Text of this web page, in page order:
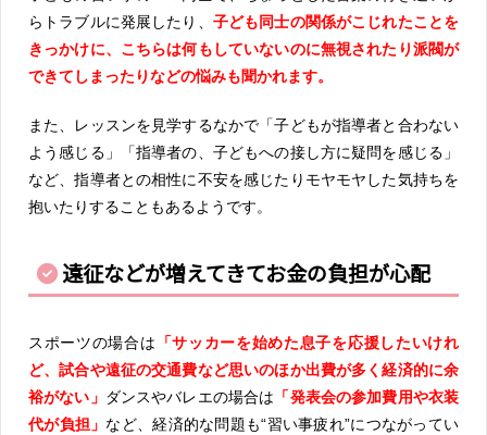
らトラブルに発展したり、 子ども同士の関係がこじれたことを
きっかけに、こちらは何もしていないのに無視されたり派閥が
できてしまったりなどの悩みも聞かれます。
また、レッスンを見学するなかで「子どもが指導者と合わない
よう感じる」「指導者の、子どもへの接し方に疑問を感じる」
など、指導者との相性に不安を感じたりモヤモヤした気持ちを
抱いたりすることもあるようです。
遠征などが増えてきてお金の負担が心配
スポーツの場合は 「サッカーを始めた息子を応援したいけれ
ど、試合や遠征の交通費など思いのほか出費が多く経済的に余
裕がない」 ダンスやバレエの場合は 「発表会の参加費用や衣装
代が負担」 など、経済的な問題も“習い事疲れ”につながってい